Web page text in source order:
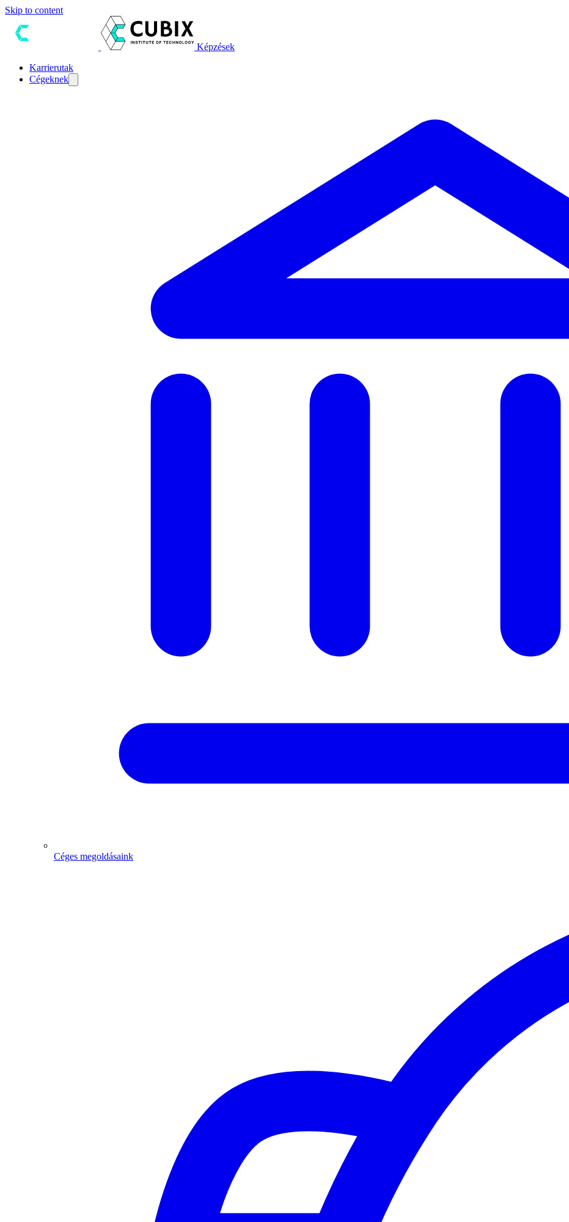
Skip to content
Képzések
Karrierutak
Cégeknek
Céges megoldásaink